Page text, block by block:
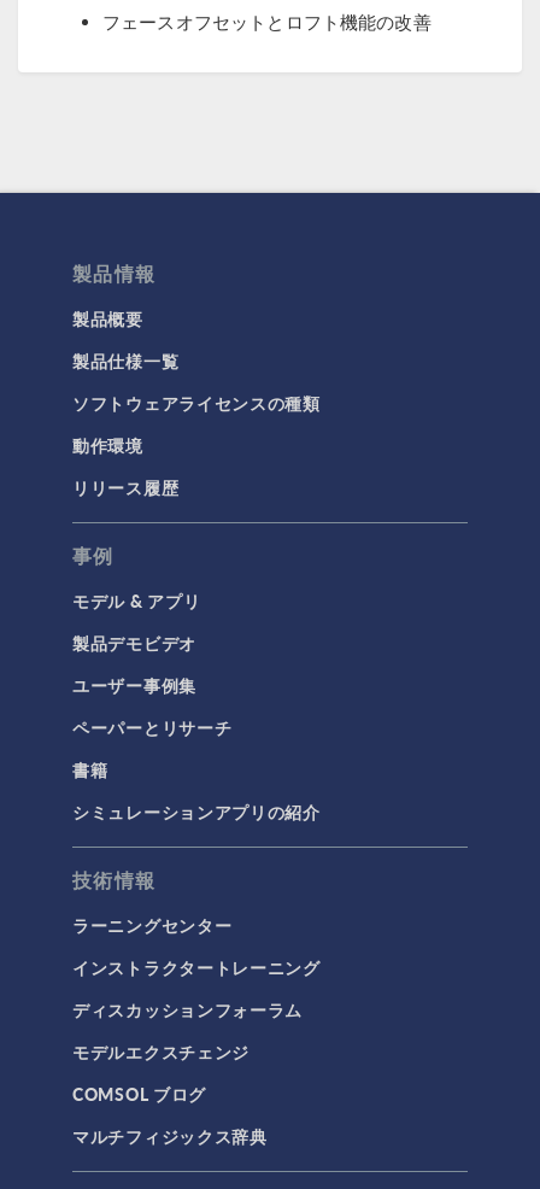
フェースオフセットとロフト機能の改善
製品情報
製品概要
製品仕様一覧
ソフトウェアライセンスの種類
動作環境
リリース履歴
事例
モデル & アプリ
製品デモビデオ
ユーザー事例集
ペーパーとリサーチ
書籍
シミュレーションアプリの紹介
技術情報
ラーニングセンター
インストラクタートレーニング
ディスカッションフォーラム
モデルエクスチェンジ
COMSOL ブログ
マルチフィジックス辞典